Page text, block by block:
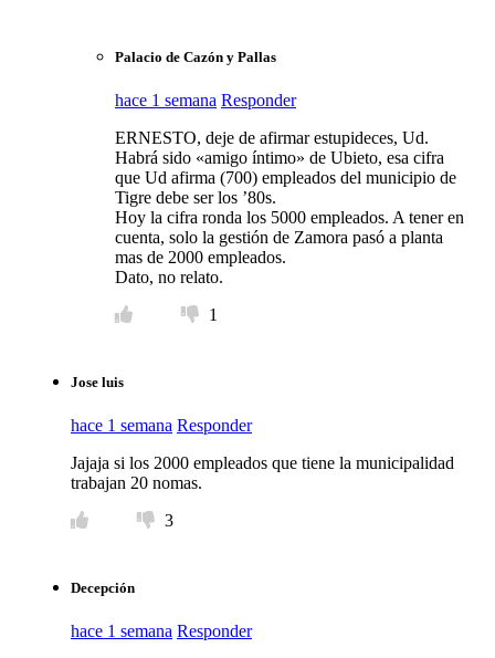
Palacio de Cazón y Pallas
hace 1 semana Responder
ERNESTO, deje de afirmar estupideces, Ud.
Habrá sido «amigo íntimo» de Ubieto, esa cifra
que Ud afirma (700) empleados del municipio de
Tigre debe ser los ’80s.
Hoy la cifra ronda los 5000 empleados. A tener en
cuenta, solo la gestión de Zamora pasó a planta
mas de 2000 empleados.
Dato, no relato.
1
Jose luis
hace 1 semana Responder
Jajaja si los 2000 empleados que tiene la municipalidad
trabajan 20 nomas.
3
Decepción
hace 1 semana Responder